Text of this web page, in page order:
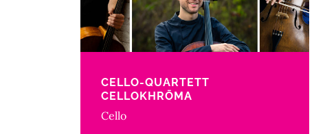
CELLO-QUARTETT
CELLOKHRŌMA
Cello